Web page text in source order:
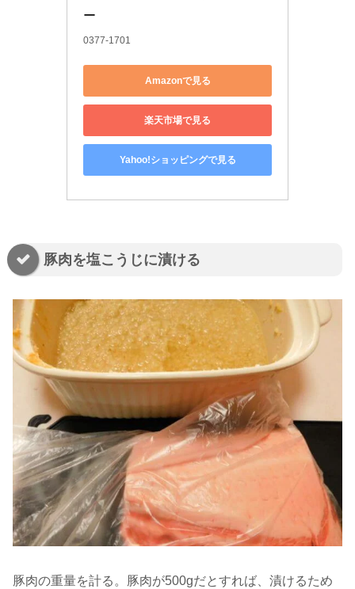
ー
0377-1701
Amazonで見る
楽天市場で見る
Yahoo!ショッピングで見る
豚肉を塩こうじに漬ける
豚肉の重量を計る。豚肉が500gだとすれば、漬けるため